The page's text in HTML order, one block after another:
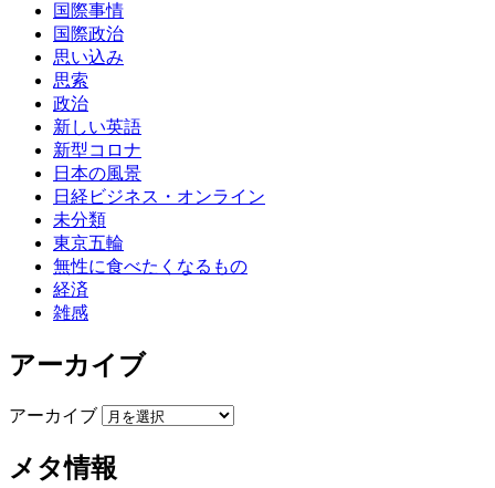
国際事情
国際政治
思い込み
思索
政治
新しい英語
新型コロナ
日本の風景
日経ビジネス・オンライン
未分類
東京五輪
無性に食べたくなるもの
経済
雑感
アーカイブ
アーカイブ
メタ情報